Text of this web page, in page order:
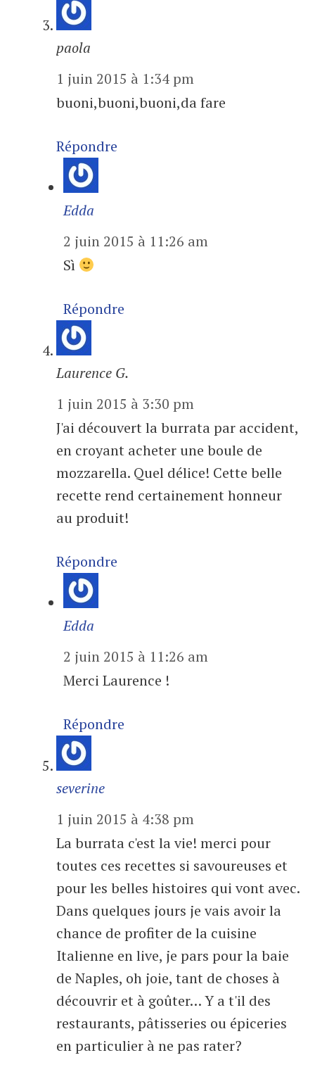
paola
1 juin 2015 à 1:34 pm
buoni,buoni,buoni,da fare
Répondre
Edda
2 juin 2015 à 11:26 am
Sì
Répondre
Laurence G.
1 juin 2015 à 3:30 pm
J'ai découvert la burrata par accident,
en croyant acheter une boule de
mozzarella. Quel délice! Cette belle
recette rend certainement honneur
au produit!
Répondre
Edda
2 juin 2015 à 11:26 am
Merci Laurence !
Répondre
severine
1 juin 2015 à 4:38 pm
La burrata c'est la vie! merci pour
toutes ces recettes si savoureuses et
pour les belles histoires qui vont avec.
Dans quelques jours je vais avoir la
chance de profiter de la cuisine
Italienne en live, je pars pour la baie
de Naples, oh joie, tant de choses à
découvrir et à goûter… Y a t'il des
restaurants, pâtisseries ou épiceries
en particulier à ne pas rater?